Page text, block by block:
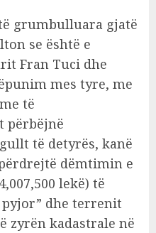
grumbulluara gjatë
se është e
Fran Tuci dhe
mes tyre, me
të
përbëjnë
të detyrës, kanë
dëmtimin e
lekë) të
dhe terrenit
zyrën kadastrale në